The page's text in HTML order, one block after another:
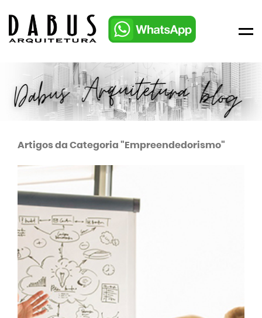
Artigos da Categoria "Empreendedorismo"